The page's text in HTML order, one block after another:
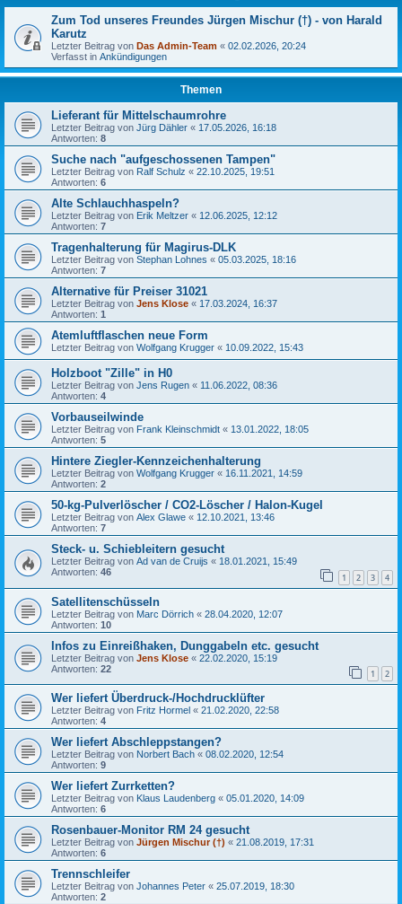
Zum Tod unseres Freundes Jürgen Mischur (†) - von Harald
Karutz
Letzter Beitrag von Das Admin-Team « 02.02.2026, 20:24
Verfasst in Ankündigungen
Themen
Lieferant für Mittelschaumrohre
Letzter Beitrag von Jürg Dähler « 17.05.2026, 16:18
Antworten: 8
Suche nach "aufgeschossenen Tampen"
Letzter Beitrag von Ralf Schulz « 22.10.2025, 19:51
Antworten: 6
Alte Schlauchhaspeln?
Letzter Beitrag von Erik Meltzer « 12.06.2025, 12:12
Antworten: 7
Tragenhalterung für Magirus-DLK
Letzter Beitrag von Stephan Lohnes « 05.03.2025, 18:16
Antworten: 7
Alternative für Preiser 31021
Letzter Beitrag von Jens Klose « 17.03.2024, 16:37
Antworten: 1
Atemluftflaschen neue Form
Letzter Beitrag von Wolfgang Krugger « 10.09.2022, 15:43
Holzboot "Zille" in H0
Letzter Beitrag von Jens Rugen « 11.06.2022, 08:36
Antworten: 4
Vorbauseilwinde
Letzter Beitrag von Frank Kleinschmidt « 13.01.2022, 18:05
Antworten: 5
Hintere Ziegler-Kennzeichenhalterung
Letzter Beitrag von Wolfgang Krugger « 16.11.2021, 14:59
Antworten: 2
50-kg-Pulverlöscher / CO2-Löscher / Halon-Kugel
Letzter Beitrag von Alex Glawe « 12.10.2021, 13:46
Antworten: 7
Steck- u. Schiebleitern gesucht
Letzter Beitrag von Ad van de Cruijs « 18.01.2021, 15:49
Antworten: 46 1 2 3 4
Satellitenschüsseln
Letzter Beitrag von Marc Dörrich « 28.04.2020, 12:07
Antworten: 10
Infos zu Einreißhaken, Dunggabeln etc. gesucht
Letzter Beitrag von Jens Klose « 22.02.2020, 15:19
Antworten: 22 1 2
Wer liefert Überdruck-/Hochdrucklüfter
Letzter Beitrag von Fritz Hormel « 21.02.2020, 22:58
Antworten: 4
Wer liefert Abschleppstangen?
Letzter Beitrag von Norbert Bach « 08.02.2020, 12:54
Antworten: 9
Wer liefert Zurrketten?
Letzter Beitrag von Klaus Laudenberg « 05.01.2020, 14:09
Antworten: 6
Rosenbauer-Monitor RM 24 gesucht
Letzter Beitrag von Jürgen Mischur (†) « 21.08.2019, 17:31
Antworten: 6
Trennschleifer
Letzter Beitrag von Johannes Peter « 25.07.2019, 18:30
Antworten: 2